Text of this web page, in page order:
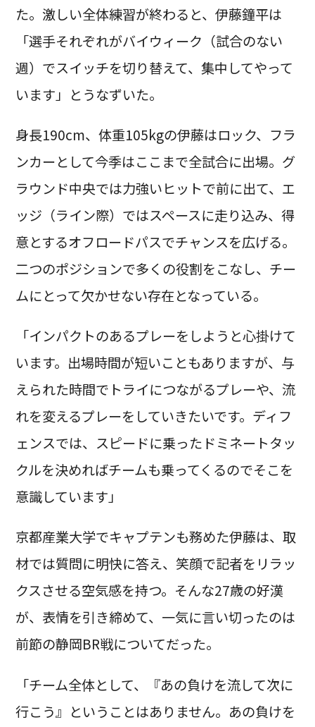
た。激しい全体練習が終わると、伊藤鐘平は
「選手それぞれがバイウィーク（試合のない
週）でスイッチを切り替えて、集中してやって
います」とうなずいた。
身長190cm、体重105kgの伊藤はロック、フラ
ンカーとして今季はここまで全試合に出場。グ
ラウンド中央では力強いヒットで前に出て、エ
ッジ（ライン際）ではスペースに走り込み、得
意とするオフロードパスでチャンスを広げる。
二つのポジションで多くの役割をこなし、チー
ムにとって欠かせない存在となっている。
「インパクトのあるプレーをしようと心掛けて
います。出場時間が短いこともありますが、与
えられた時間でトライにつながるプレーや、流
れを変えるプレーをしていきたいです。ディフ
ェンスでは、スピードに乗ったドミネートタッ
クルを決めればチームも乗ってくるのでそこを
意識しています」
京都産業大学でキャプテンも務めた伊藤は、取
材では質問に明快に答え、笑顔で記者をリラッ
クスさせる空気感を持つ。そんな27歳の好漢
が、表情を引き締めて、一気に言い切ったのは
前節の静岡BR戦についてだった。
「チーム全体として、『あの負けを流して次に
行こう』ということはありません。あの負けを